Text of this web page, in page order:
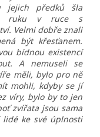
jejich předků šla
ruku v ruce s
Velmi dobře znali
být křesťanem.
bídnou existencí
A nemuseli se
měli, bylo pro ně
mohli, kdyby se jí
víry, bylo by to jen
zvířata jsou sama
lidé ke své úplnosti